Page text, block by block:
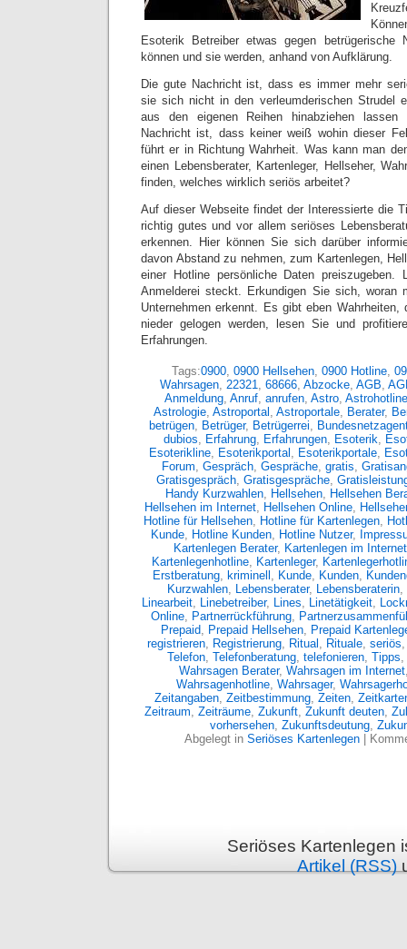
Esoterik Betreiber etwas gegen betrügerische
können und sie werden, anhand von Aufklärung.
Die gute Nachricht ist, dass es immer mehr
sie sich nicht in den verleumderischen Strudel
aus den eigenen Reihen hinabziehen
Nachricht ist, dass keiner weiß wohin dieser
führt er in Richtung Wahrheit. Was kann man
einen Lebensberater, Kartenleger, Hellseher,
finden, welches wirklich seriös arbeitet?
Auf dieser Webseite findet der Interessierte die
richtig gutes und vor allem seriöses
erkennen. Hier können Sie sich darüber
davon Abstand zu nehmen, zum Kartenlegen,
einer Hotline persönliche Daten
Anmelderei steckt. Erkundigen Sie sich, woran
Unternehmen erkennt. Es gibt eben
nieder gelogen werden, lesen Sie und
Erfahrungen.
Tags:0900, 0900 Hellsehen, 0900 Hotline,
Wahrsagen, 22321, 68666, Abzocke, AGB,
Anmeldung, Anruf, anrufen, Astro, Astrohotline
Astrologie, Astroportal , Astroportale, Berater,
betrügen, Betrüger, Betrügerrei,
dubios, Erfahrung, Erfahrungen, Esoterik,
Esoterikline, Esoterikportal , Esoterikportale,
Forum, Gespräch, Gespräche, gratis,
Gratisgespräch, Gratisgespräche,
Handy Kurzwahlen, Hellsehen, Hellsehen
Hellsehen im Internet, Hellsehen Online, Hellseher
Hotline für Hellsehen, Hotline für Kartenlegen,
Kunde, Hotline Kunden, Hotline Nutzer,
Kartenlegen Berater, Kartenlegen im Internet
Kartenlegenhotline, Kartenleger,
Erstberatung, kriminell , Kunde, Kunden,
Kurzwahlen, Lebensberater, Lebensberaterin,
Linearbeit, Linebetreiber, Lines, Linetätigkeit,
Online, Partnerrückführung,
Prepaid, Prepaid Hellsehen, Prepaid
registrieren, Registrierung, Ritual , Rituale, seriös
Telefon, Telefonberatung, telefonieren, Tipps,
Wahrsagen Berater, Wahrsagen im Internet
Wahrsagenhotline, Wahrsager,
Zeitangaben, Zeitbestimmung, Zeiten,
Zeitraum, Zeiträume, Zukunft, Zukunft deuten,
vorhersehen, Zukunftsdeutung,
Abgelegt in Seriöses Kartenlegen|
Seriöses Kartenlegen
Artikel (RSS)